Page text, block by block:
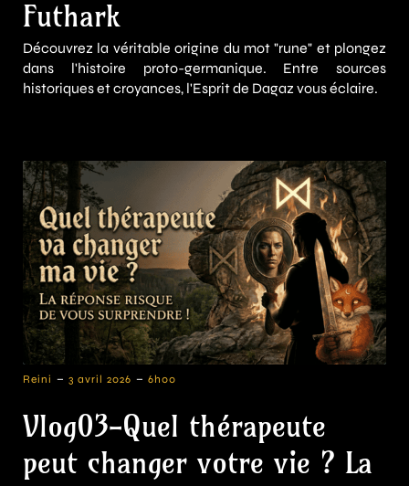
Futhark
Découvrez la véritable origine du mot "rune" et plongez
dans l'histoire proto-germanique. Entre sources
historiques et croyances, l'Esprit de Dagaz vous éclaire.
Reini - 3 avril 2026 - 6h00
Vlog03-Quel thérapeute
peut changer votre vie ? La